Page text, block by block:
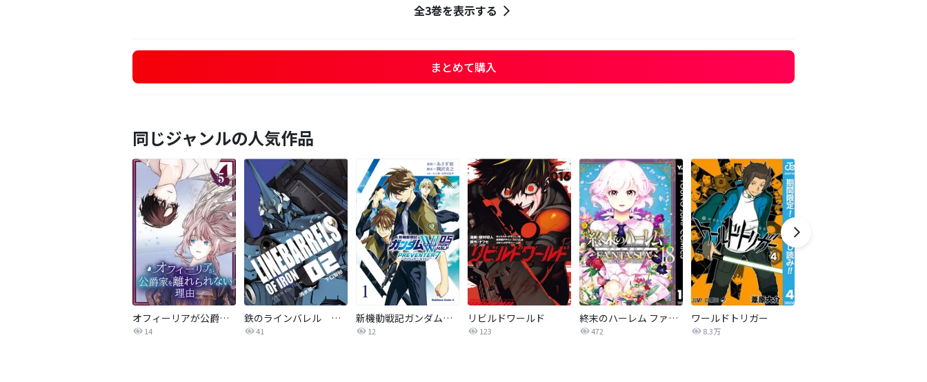
全3巻を表示する
まとめて購入
同じジャンルの人気作品
オフィーリアが公爵家を離れられない理由【単行本版】
14
鉄のラインバレル 完全版
41
新機動戦記ガンダムW 0．5 PREVENTER-7
12
リビルドワールド
123
終末のハーレム ファンタジア セミカラー版
472
ワールドトリガー
8.3万